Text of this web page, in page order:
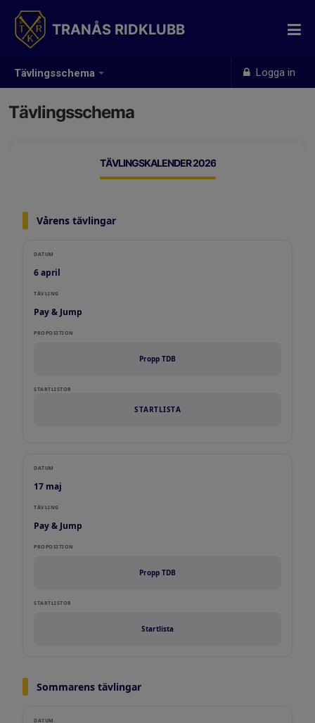
Tävlingsschema Logga in
TRANÅS RIDKLUBB
Tävlingsschema
TÄVLINGSKALENDER 2026
Vårens tävlingar
DATUM
6 april
TÄVLING
Pay & Jump
PROPOSITION
Propp TDB
STARTLISTOR
STARTLISTA
DATUM
17 maj
TÄVLING
Pay & Jump
PROPOSITION
Propp TDB
STARTLISTOR
Startlista
Sommarens tävlingar
DATUM